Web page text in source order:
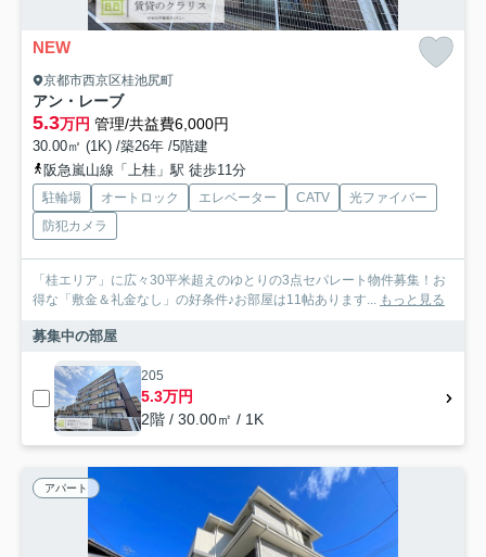
NEW
京都市西京区桂池尻町
アン・レーブ
5.3万円 管理/共益費6,000円
30.00㎡ (1K) /築26年 /5階建
阪急嵐山線「上桂」駅 徒歩11分
駐輪場 オートロック エレベーター CATV
光ファイバー
防犯カメラ
「桂エリア」に広々30平米超えのゆとりの3点セパレート物件募集！お
得な「敷金＆礼金なし」の好条件♪お部屋は11帖あります... もっと見る
募集中の部屋
205
5.3万円
2階 / 30.00㎡ / 1K
アパート